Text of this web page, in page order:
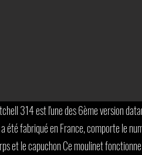
314 est l'une des 6ème version
été fabriqué en France, comporte le
et le capuchon Ce moulinet